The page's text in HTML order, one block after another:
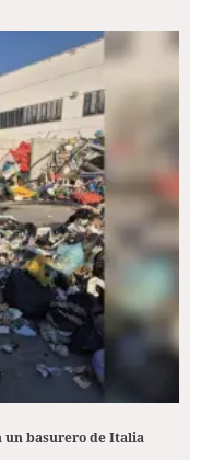
basurero de Italia